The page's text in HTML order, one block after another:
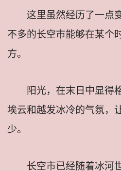
这里虽然经历了一点
不多的长空市能够在某个
方。
阳光，在末日中显得
埃云和越发冰冷的气氛，
少。
长空市已经随着冰河